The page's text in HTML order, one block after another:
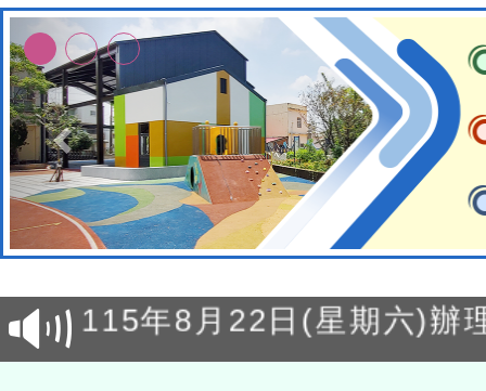
轉知經濟部水利署委託財
研究院辦理「115年表揚
位及節水達人選拔活動」
115年8月22日(星期六)辦
市孔廟祈福系列活動—儒
2026年桃園地景藝術節教